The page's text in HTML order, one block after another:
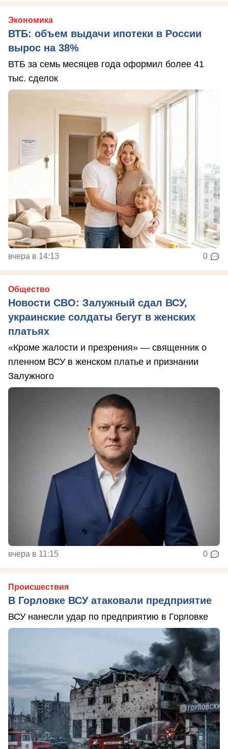
Экономика
ВТБ: объем выдачи ипотеки в России
вырос на 38%
ВТБ за семь месяцев года оформил более 41
тыс. сделок
вчера в 14:13 0
Общество
Новости СВО: Залужный сдал ВСУ,
украинские солдаты бегут в женских
платьях
«Кроме жалости и презрения» — священник о
пленном ВСУ в женском платье и признании
Залужного
вчера в 11:15 0
Происшествия
В Горловке ВСУ атаковали предприятие
ВСУ нанесли удар по предприятию в Горловке